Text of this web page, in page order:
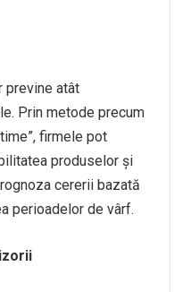
previne atât
Prin metode precum
firmele pot
produselor și
cererii bazată
perioadelor de vârf.